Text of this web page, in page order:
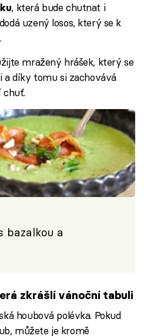
, která bude chutnat i
uzený losos, který se k
mražený hrášek, který se
a díky tomu si zachovává
chuť.
bazalkou a
zkrášlí vánoční tabuli
houbová polévka. Pokud
můžete je kromě